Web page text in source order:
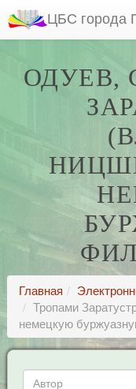
ЦБС города
ОДУЕВ,
Главная
Тропами
немецкую